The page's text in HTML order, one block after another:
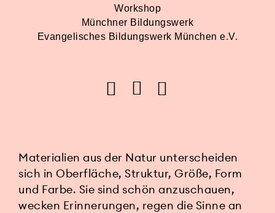
Workshop
Münchner Bildungswerk
Evangelisches Bildungswerk München e.V.
Materialien aus der Natur unterscheiden
sich in Oberfläche, Struktur, Größe, Form
und Farbe. Sie sind schön anzuschauen,
wecken Erinnerungen, regen die Sinne an